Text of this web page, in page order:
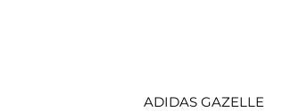
ADIDAS GAZELLE